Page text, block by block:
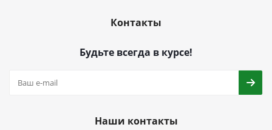
Контакты
Будьте всегда в курсе!
Наши контакты